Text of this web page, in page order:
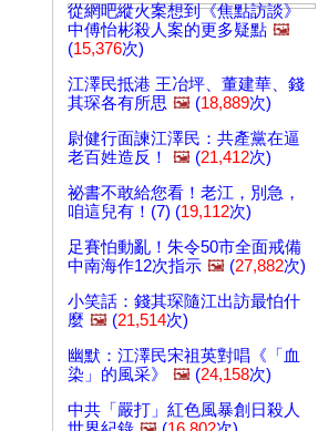
從網吧縱火案想到《焦點訪談》
中傅怡彬殺人案的更多疑點 🖼️
(15,376次)
江澤民抵港 王冶坪、董建華、錢
其琛各有所思 🖼️ (18,889次)
尉健行面諫江澤民：共產黨在逼
老百姓造反！
🖼️ (21,412次)
祕書不敢給您看！老江，別急，
咱這兒有！(7) (19,112次)
足賽怕動亂！朱令50市全面戒備
中南海作12次指示 🖼️ (27,882次)
小笑話：錢其琛隨江出訪最怕什
麼 🖼️ (21,514次)
幽默：江澤民宋祖英對唱《「血
染」的風采》
🖼️ (24,158次)
中共「嚴打」紅色風暴創日殺人